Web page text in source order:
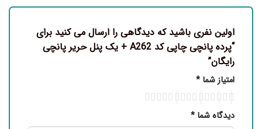
اولین نفری باشید که دیدگاهی را ارسال می کنید برای
“پرده پانچی چاپی کد A262 + یک پنل حریر پانچی
رایگان”
امتیاز شما *
دیدگاه شما *